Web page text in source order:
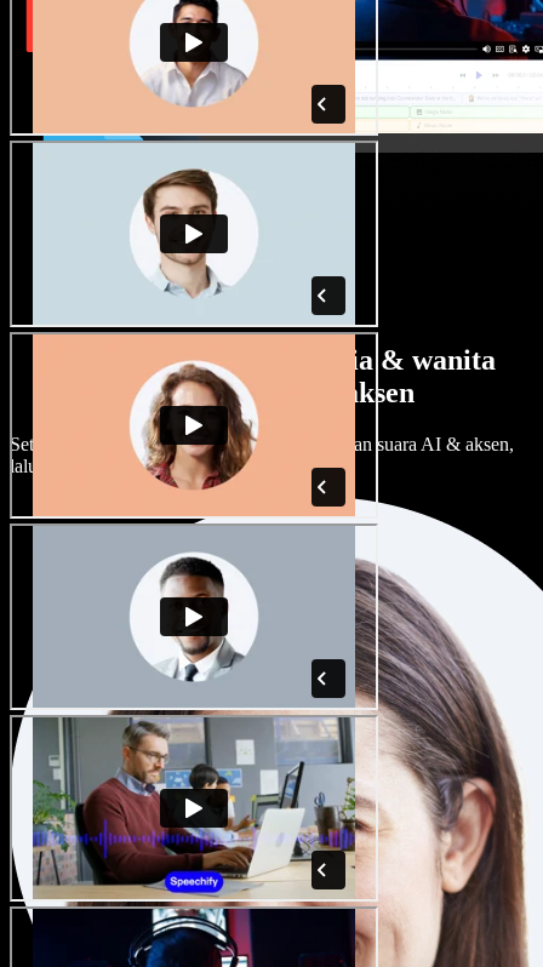
Banyak pilihan suara pria & wanita
dengan berbagai aksen
Setiap proyek bisa terdengar beda. Pilih ratusan suara AI & aksen,
lalu sesuaikan sesuka Anda.